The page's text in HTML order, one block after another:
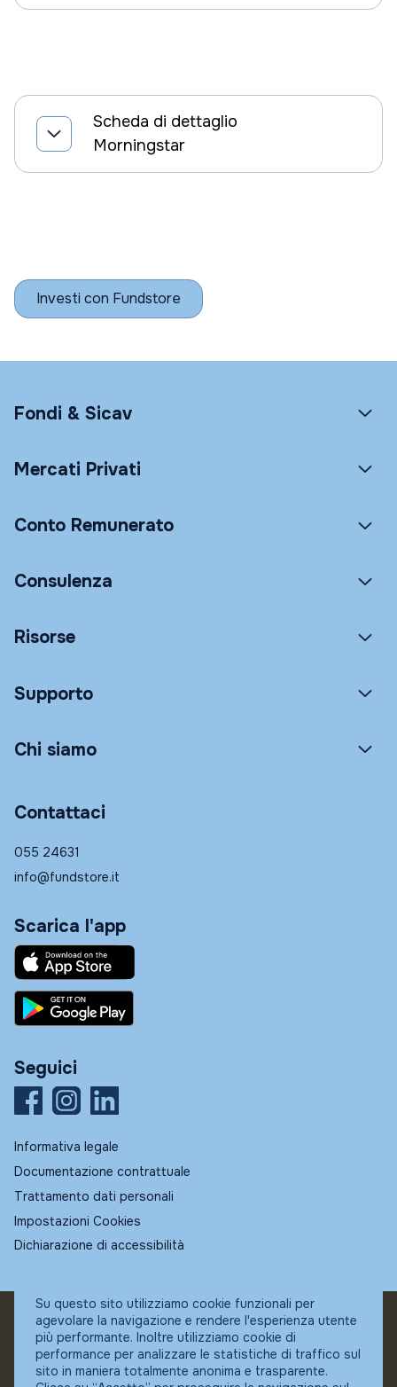
Scheda di dettaglio
Morningstar
Investi con Fundstore
Fondi & Sicav
Mercati Privati
Conto Remunerato
Consulenza
Risorse
Supporto
Chi siamo
Contattaci
055 24631
info@fundstore.it
Scarica l'app
Seguici
Informativa legale
Documentazione contrattuale
Trattamento dati personali
Impostazioni Cookies
Dichiarazione di accessibilità
© Fundstore
Collocatore autorizzato:
Banca Ifigest SpA
P.Iva: 04337180485
Su questo sito utilizziamo cookie funzionali per
agevolare la navigazione e rendere l'esperienza utente
più performante. Inoltre utilizziamo cookie di
performance per analizzare le statistiche di traffico sul
sito in maniera totalmente anonima e trasparente.